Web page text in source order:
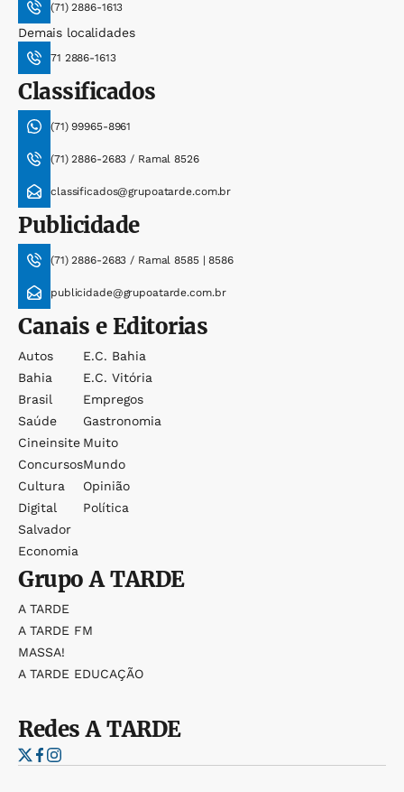
(71) 2886-1613
Demais localidades
71 2886-1613
Classificados
(71) 99965-8961
(71) 2886-2683 / Ramal 8526
classificados@grupoatarde.com.br
Publicidade
(71) 2886-2683 / Ramal 8585 | 8586
publicidade@grupoatarde.com.br
Canais e Editorias
Autos
Bahia
Brasil
Saúde
Cineinsite
Concursos
Cultura
Digital
Salvador
Economia
E.c. Bahia
E.c. Vitória
Empregos
Gastronomia
Muito
Mundo
Opinião
Política
GrupoA TARDE
A TARDE
A TARDE FM
MASSA!
A TARDE EDUCAÇÃO
RedesA TARDE